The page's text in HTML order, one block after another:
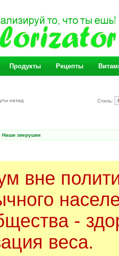
Продукты Рецепты
назад Стиль:
Наши зверушки
вне
-
веса.